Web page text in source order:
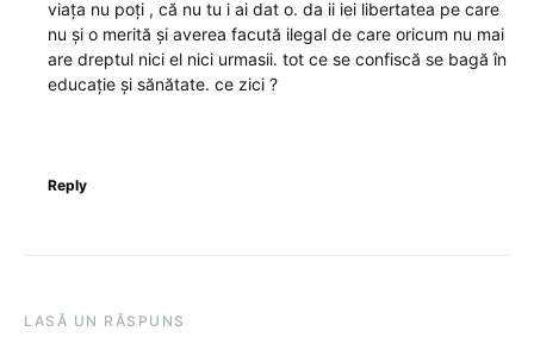
viața nu poți , că nu tu i ai dat o. da ii iei libertatea pe care
nu și o merită și averea facută ilegal de care oricum nu mai
are dreptul nici el nici urmasii. tot ce se confiscă se bagă în
educație și sănătate. ce zici ?
Reply
LASĂ UN RĂSPUNS